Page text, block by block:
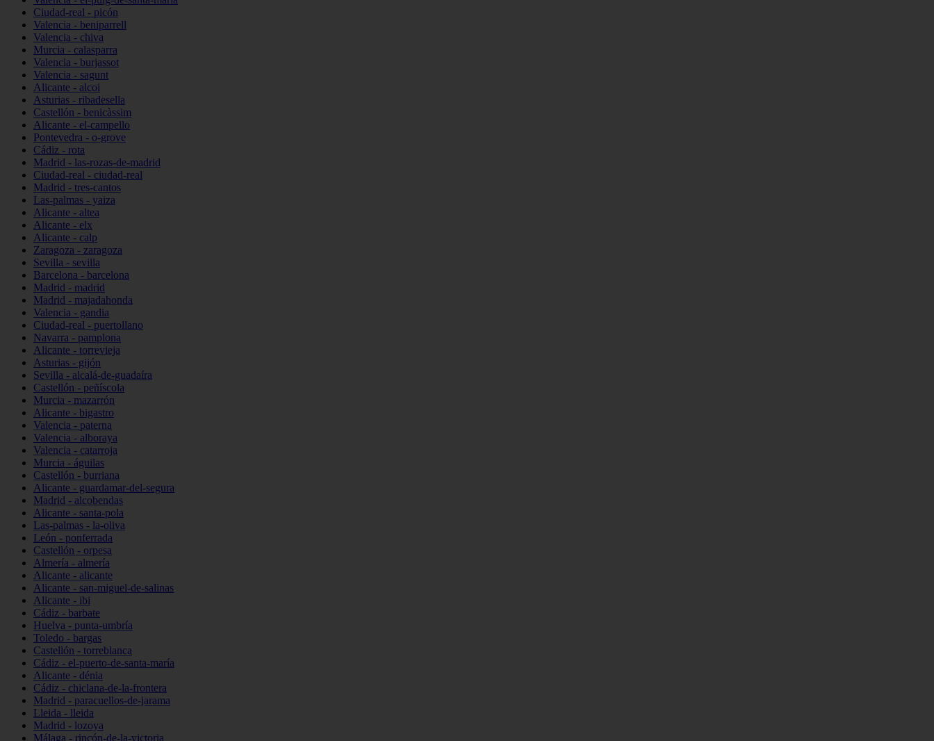
Ciudad-real - picón
Valencia - beniparrell
Valencia - chiva
Murcia - calasparra
Valencia - burjassot
Valencia - sagunt
Alicante - alcoi
Asturias - ribadesella
Castellón - benicàssim
Alicante - el-campello
Pontevedra - o-grove
Cádiz - rota
Madrid - las-rozas-de-madrid
Ciudad-real - ciudad-real
Madrid - tres-cantos
Las-palmas - yaiza
Alicante - altea
Alicante - elx
Alicante - calp
Zaragoza - zaragoza
Sevilla - sevilla
Barcelona - barcelona
Madrid - madrid
Madrid - majadahonda
Valencia - gandia
Ciudad-real - puertollano
Navarra - pamplona
Alicante - torrevieja
Asturias - gijón
Sevilla - alcalá-de-guadaíra
Castellón - peñíscola
Murcia - mazarrón
Alicante - bigastro
Valencia - paterna
Valencia - alboraya
Valencia - catarroja
Murcia - águilas
Castellón - burriana
Alicante - guardamar-del-segura
Madrid - alcobendas
Alicante - santa-pola
Las-palmas - la-oliva
León - ponferrada
Castellón - orpesa
Almería - almería
Alicante - alicante
Alicante - san-miguel-de-salinas
Alicante - ibi
Cádiz - barbate
Huelva - punta-umbría
Toledo - bargas
Castellón - torreblanca
Cádiz - el-puerto-de-santa-maría
Alicante - dénia
Cádiz - chiclana-de-la-frontera
Madrid - paracuellos-de-jarama
Lleida - lleida
Madrid - lozoya
Málaga - rincón-de-la-victoria